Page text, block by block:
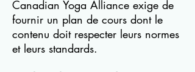
Canadian Yoga Alliance exige de
fournir un plan de cours dont le
contenu doit respecter leurs normes
et leurs standards.